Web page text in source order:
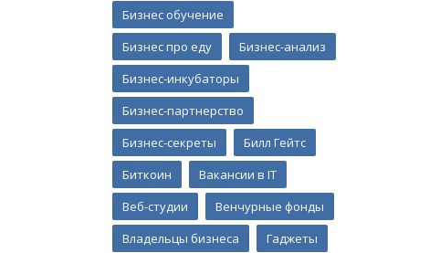
Бизнес обучение
Бизнес про еду
Бизнес-анализ
Бизнес-инкубаторы
Бизнес-партнерство
Бизнес-секреты
Билл Гейтс
Биткоин
Вакансии в IT
Веб-студии
Венчурные фонды
Владельцы бизнеса
Гаджеты